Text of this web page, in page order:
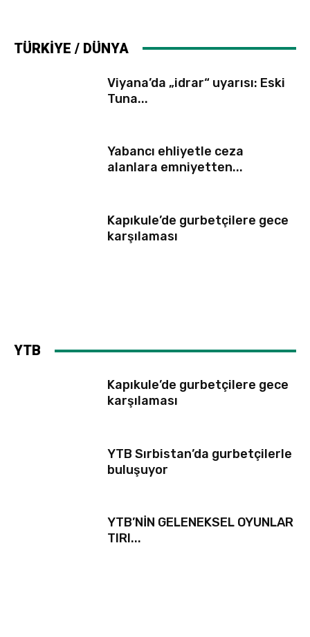
TÜRKİYE / DÜNYA
Viyana’da „idrar“ uyarısı: Eski
Tuna...
Yabancı ehliyetle ceza
alanlara emniyetten...
Kapıkule’de gurbetçilere gece
karşılaması
YTB
Kapıkule’de gurbetçilere gece
karşılaması
YTB Sırbistan’da gurbetçilerle
buluşuyor
YTB’NİN GELENEKSEL OYUNLAR
TIRI...